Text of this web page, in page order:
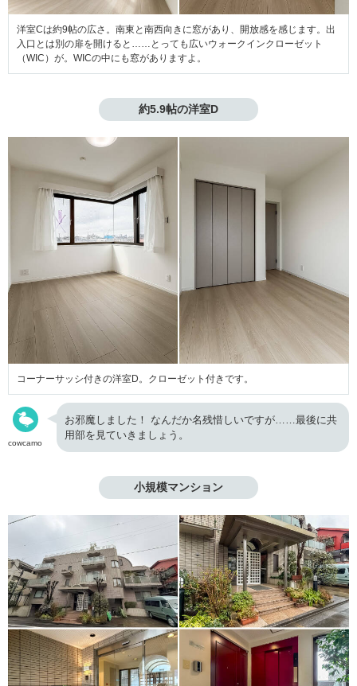
洋室Cは約9帖の広さ。南東と南西向きに窓があり、開放感を感じます。出
入口とは別の扉を開けると……とっても広いウォークインクローゼット
（WIC）が。WICの中にも窓がありますよ。
約5.9帖の洋室D
コーナーサッシ付きの洋室D。クローゼット付きです。
cowcamo
お邪魔しました！ なんだか名残惜しいですが……最後に共
用部を見ていきましょう。
小規模マンション